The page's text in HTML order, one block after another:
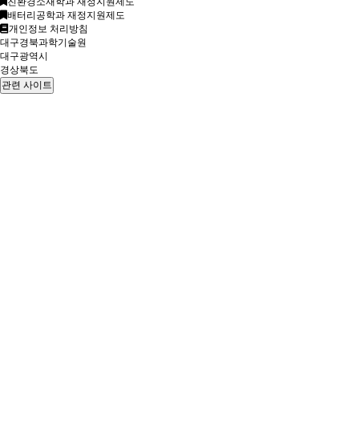
배터리공학과 재정지원제도
개인정보 처리방침
대구경북과학기술원
대구광역시
경상북도
관련 사이트